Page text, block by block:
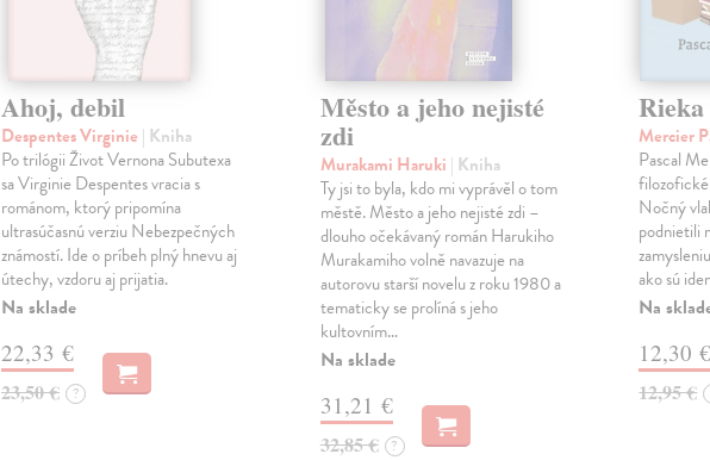
Ahoj, debil
Despentes Virginie | Kniha
Po trilógii Život Vernona Subutexa
sa Virginie Despentes vracia s
románom, ktorý pripomína
ultrasúčasnú verziu Nebezpečných
známostí. Ide o príbeh plný hnevu aj
útechy, vzdoru aj prijatia.
Na sklade
22,33 €
23,50 € ?
Město a jeho nejisté
zdi
Murakami Haruki | Kniha
Ty jsi to byla, kdo mi vyprávěl o tom
městě. Město a jeho nejisté zdi –
dlouho očekávaný román Harukiho
Murakamiho volně navazuje na
autorovu starší novelu z roku 1980 a
tematicky se prolíná s jeho
kultovním…
Na sklade
31,21 €
32,85 € ?
Mercier
Pascal
Nočný
podnietili
ako sú
Na
12,30 €
12,95 €